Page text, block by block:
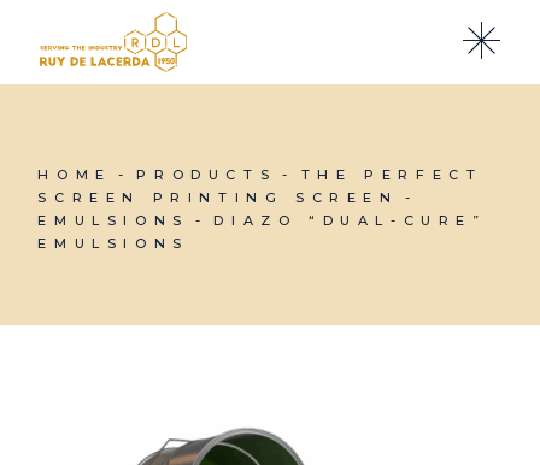
content
HOME PRODUCTS
THE PERFECT
SCREEN PRINTING SCREEN
EMULSIONS
DIAZO “DUAL-CURE”
EMULSIONS